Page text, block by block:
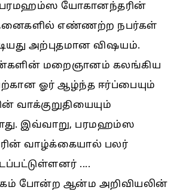
யோகானந்தரின்
எண்ணற்ற நபர்கள்
அற்புதமான விஷயம்.
மறைஞானம் கலங்கிய
ஓர் ஆழ்ந்த ஈர்ப்பையும்
வாக்குறுதியையும்
இவ்வாறு, பரமஹம்ஸ
வாழ்க்கையால் பலர்
....
போன்ற ஆன்ம அறிவியலின்